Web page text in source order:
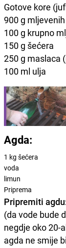
Gotove kore
900 g
100 g krupno
150 g šećera
250 g maslaca
100 ml ulja
Agda:
1 kg šećera
voda
limun
Priprema
Pripremiti
(da vode bude
negdje oko 20-
agda ne smije